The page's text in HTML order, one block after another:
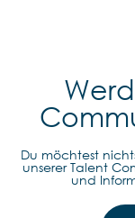
Du möchtest
unserer Talent
und